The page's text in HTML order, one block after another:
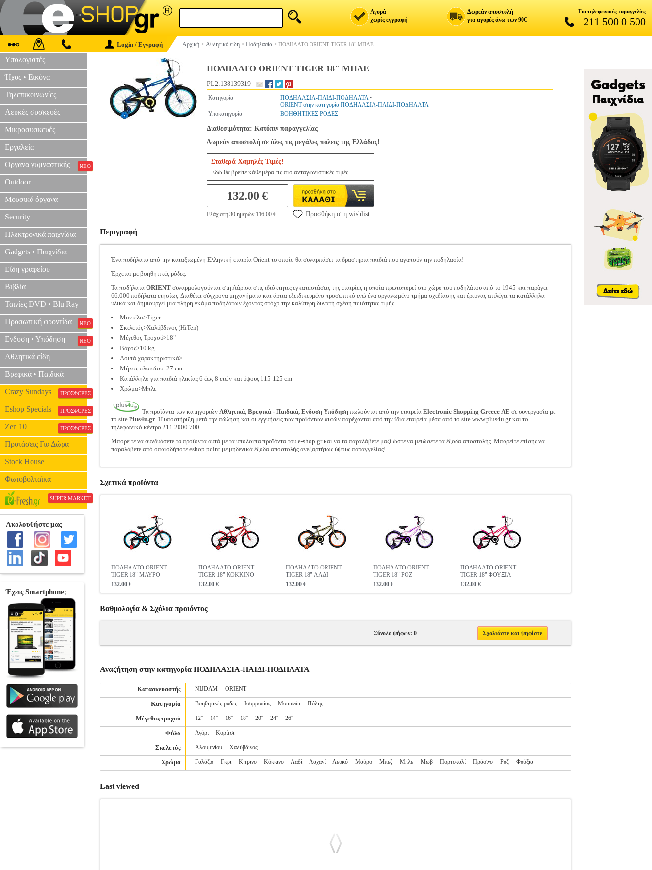
Αγορά
χωρίς εγγραφή
Δωρεάν αποστολή
για αγορές άνω των 90€
Για τηλεφωνικές παραγγελίες
211 500 0 500
Login / Εγγραφή Αρχική > Αθλητικά είδη > Ποδηλασία > ΠΟΔΗΛΑΤΟ ORIENT TIGER 18" ΜΠΛΕ
Υπολογιστές
Ήχος • Εικόνα
Τηλεπικοινωνίες
Λευκές συσκευές
Μικροσυσκευές
Εργαλεία
Οργανα γυμναστικής ΝΕΟ
Outdoor
Μουσικά όργανα
Security
Ηλεκτρονικά παιχνίδια
Gadgets • Παιχνίδια
Είδη γραφείου
Βιβλία
Ταινίες DVD • Blu Ray
Προσωπική φροντίδα ΝΕΟ
Ενδυση • Υπόδηση ΝΕΟ
Αθλητικά είδη
Βρεφικά • Παιδικά
Crazy Sundays ΠΡΟΣΦΟΡΕΣ
Eshop Specials ΠΡΟΣΦΟΡΕΣ
Zen 10 ΠΡΟΣΦΟΡΕΣ
Προτάσεις Για Δώρα
Stock House
Φωτοβολταϊκά
SUPER MARKET
ΠΟΔΗΛΑΤΟ ORIENT TIGER 18" ΜΠΛΕ
PL2.138139319
Κατηγορία ΠΟΔΗΛΑΣΙΑ-ΠΑΙΔΙ-ΠΟΔΗΛΑΤΑ•
ORIENT στην κατηγορία ΠΟΔΗΛΑΣΙΑ-ΠΑΙΔΙ-ΠΟΔΗΛΑΤΑ
Υποκατηγορία
ΒΟΗΘΗΤΙΚΕΣ ΡΟΔΕΣ
Διαθεσιμότητα: Κατόπιν παραγγελίας
Δωρεάν αποστολή σε όλες τις μεγάλες πόλεις της Ελλάδας!
Σταθερά Χαμηλές Τιμές!
Εδώ θα βρείτε κάθε μέρα τις πιο ανταγωνιστικές τιμές
132.00 €
Ελάχιστη 30 ημερών 116.00 € Προσθήκη στη wishlist
Περιγραφή
Ένα ποδήλατο από την καταξιωμένη Ελληνική εταιρία Orient το οποίο θα συναρπάσει τα δραστήρια παιδιά που αγαπούν την ποδηλασία!
Έρχεται με βοηθητικές ρόδες.
Τα ποδήλατα ORIENT συναρμολογούνται στη Λάρισα στις ιδιόκτητες εγκαταστάσεις της εταιρίας η οποία πρωτοπορεί στο χώρο του ποδηλάτου από το 1945 και παράγει
66.000 ποδήλατα ετησίως. Διαθέτει σύγχρονα μηχανήματα και άρτια εξειδικευμένο προσωπικό ενώ ένα οργανωμένο τμήμα σχεδίασης και έρευνας επιλέγει τα κατάλληλα
υλικά και δημιουργεί μια πλήρη γκάμα ποδηλάτων έχοντας στόχο την καλύτερη δυνατή σχέση ποιότητας τιμής.
Μοντέλο>Tiger
Σκελετός>Χαλύβδινος (HiTen)
Μέγεθος Τροχού>18"
Βάρος>10 kg
Λοιπά χαρακτηριστικά>
Μήκος πλαισίου: 27 cm
Κατάλληλο για παιδιά ηλικίας 6 έως 8 ετών και ύψους 115-125 cm
Χρώμα>Μπλε
Τα προϊόντα των κατηγοριών Αθλητικά, Βρεφικά - Παιδικά, Ενδυση Υπόδηση πωλούνται από την εταιρεία Electronic Shopping Greece ΑΕ σε συνεργασία με
το site Plus4u.gr. Η υποστήριξη μετά την πώληση και οι εγγυήσεις των προϊόντων αυτών παρέχονται από την ίδια εταιρεία μέσα από το site www.plus4u.gr και το
τηλεφωνικό κέντρο 211 2000 700.
Μπορείτε να συνδυάσετε τα προϊόντα αυτά με τα υπόλοιπα προϊόντα του e-shop.gr και να τα παραλάβετε μαζί ώστε να μειώσετε τα έξοδα αποστολής. Μπορείτε επίσης να
παραλάβετε από οποιοδήποτε eshop point με μηδενικά έξοδα αποστολής ανεξαρτήτως ύψους παραγγελίας!
Σχετικά προϊόντα
ΠΟΔΗΛΑΤΟ ORIENT
TIGER 18" ΜΑΥΡΟ
132.00 €
ΠΟΔΗΛΑΤΟ ORIENT
TIGER 18" ΚΟΚΚΙΝΟ
132.00 €
ΠΟΔΗΛΑΤΟ ORIENT
TIGER 18" ΛΑΔΙ
132.00 €
ΠΟΔΗΛΑΤΟ ORIENT
TIGER 18" ΡΟΖ
132.00 €
ΠΟΔΗΛΑΤΟ ORIENT
TIGER 18" ΦΟΥΞΙΑ
132.00 €
Βαθμολογία & Σχόλια προιόντος
Σύνολο ψήφων: 0 Σχολιάστε και ψηφίστε
Αναζήτηση στην κατηγορία ΠΟΔΗΛΑΣΙΑ-ΠΑΙΔΙ-ΠΟΔΗΛΑΤΑ
Κατασκευαστής NIJDAM ORIENT
Κατηγορία Βοηθητικές ρόδες Ισορροπίας Mountain Πόλης
Μέγεθος τροχού 12'' 14'' 16'' 18'' 20'' 24'' 26''
Φύλο Αγόρι Κορίτσι
Σκελετός Αλουμινίου Χαλύβδινος
Χρώμα Γαλάζιο Γκρι Κίτρινο Κόκκινο Λαδί Λαχανί Λευκό Μαύρο Μπεζ Μπλε Μωβ Πορτοκαλί Πράσινο Ροζ Φούξια
Last viewed